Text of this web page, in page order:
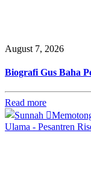
August 7, 2026
Biografi Gus Baha
Read more